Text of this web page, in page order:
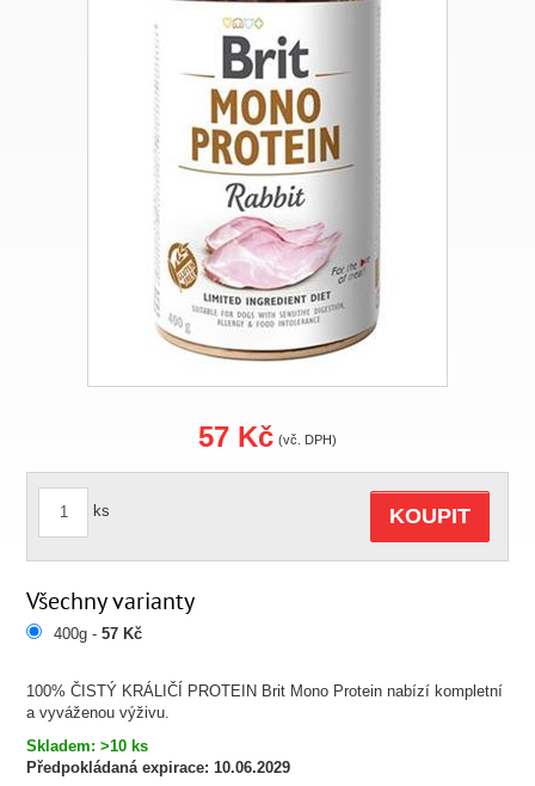
100% ČISTÝ KRÁLIČÍ PROTEIN Brit Mono Protein nabízí kompletní
a vyváženou výživu.
Skladem: >10 ks
Předpokládaná expirace: 10.06.2029
57 Kč (vč. DPH)
ks KOUPIT
Všechny varianty
400g -57 Kč